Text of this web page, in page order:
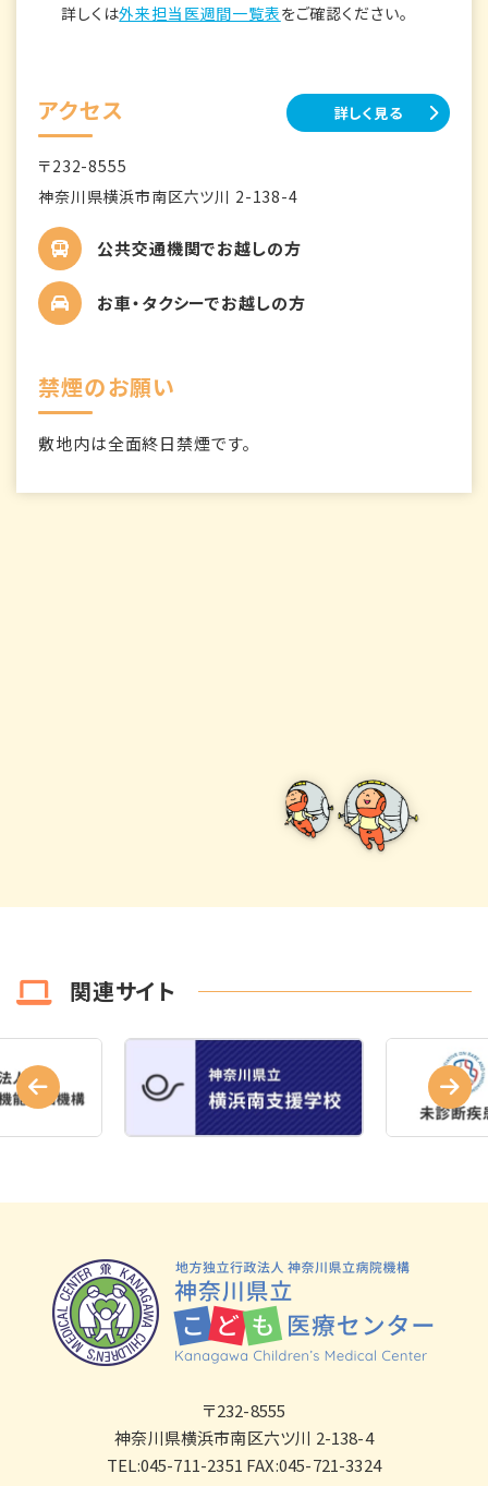
詳しくは外来担当医週間一覧表をご確認ください。
アクセス 詳しく見る
〒232-8555
神奈川県横浜市南区六ツ川 2-138-4
公共交通機関でお越しの方
お車・タクシーでお越しの方
禁煙のお願い
敷地内は全面終日禁煙です。
関連サイト
〒232-8555
神奈川県横浜市南区六ツ川 2-138-4
TEL:045-711-2351 FAX:045-721-3324